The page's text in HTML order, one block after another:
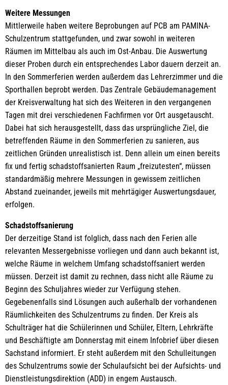
Weitere Messungen
Mittlerweile haben weitere Beprobungen auf PCB am PAMINA-
Schulzentrum stattgefunden, und zwar sowohl in weiteren
Räumen im Mittelbau als auch im Ost-Anbau. Die Auswertung
dieser Proben durch ein entsprechendes Labor dauern derzeit an.
In den Sommerferien werden außerdem das Lehrerzimmer und die
Sporthallen beprobt werden. Das Zentrale Gebäudemanagement
der Kreisverwaltung hat sich des Weiteren in den vergangenen
Tagen mit drei verschiedenen Fachfirmen vor Ort ausgetauscht.
Dabei hat sich herausgestellt, dass das ursprüngliche Ziel, die
betreffenden Räume in den Sommerferien zu sanieren, aus
zeitlichen Gründen unrealistisch ist. Denn allein um einen bereits
fix und fertig schadstoffsanierten Raum „freizutesten“, müssen
standardmäßig mehrere Messungen in gewissem zeitlichen
Abstand zueinander, jeweils mit mehrtägiger Auswertungsdauer,
erfolgen.
Schadstoffsanierung
Der derzeitige Stand ist folglich, dass nach den Ferien alle
relevanten Messergebnisse vorliegen und dann auch bekannt ist,
welche Räume in welchem Umfang schadstoffsaniert werden
müssen. Derzeit ist damit zu rechnen, dass nicht alle Räume zu
Beginn des Schuljahres wieder zur Verfügung stehen.
Gegebenenfalls sind Lösungen auch außerhalb der vorhandenen
Räumlichkeiten des Schulzentrums zu finden. Der Kreis als
Schulträger hat die Schülerinnen und Schüler, Eltern, Lehrkräfte
und Beschäftigte am Donnerstag mit einem Infobrief über diesen
Sachstand informiert. Er steht außerdem mit den Schulleitungen
des Schulzentrums sowie der Schulaufsicht bei der Aufsichts- und
Dienstleistungsdirektion (ADD) in engem Austausch.